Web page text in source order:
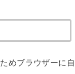
めブラウザーに